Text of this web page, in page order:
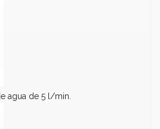
agua de 5 l/min.